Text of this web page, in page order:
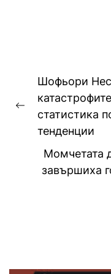
Навигация
Previous
post:
Шофьори
статистика
тенденции
Момчетата
завършиха